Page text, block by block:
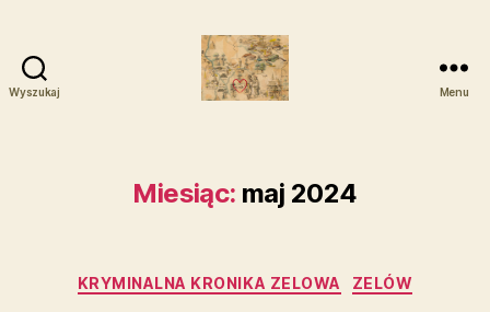
Wyszukaj Menu
Miesiąc: maj 2024
Kategorie
KRYMINALNA KRONIKA ZELOWA ZELÓW